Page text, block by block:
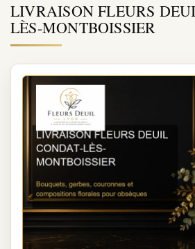
LIVRAISON FLEURS
LÈS-MONTBOISSIER